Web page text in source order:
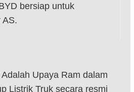
bersiap untuk
AS.
Upaya Ram dalam
Listrik Truk secara resmi